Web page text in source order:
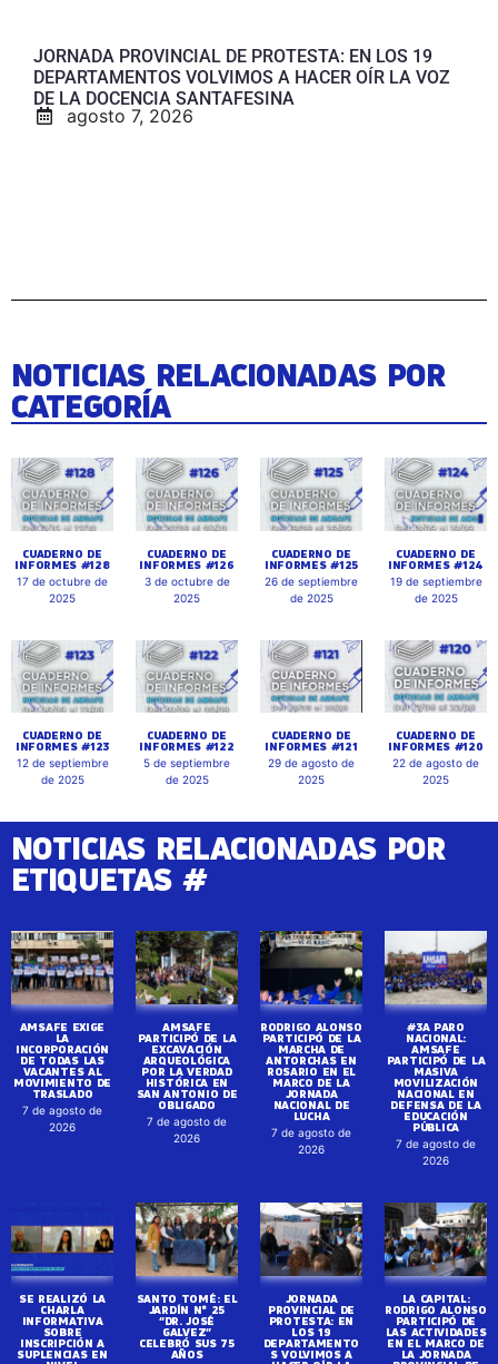
JORNADA PROVINCIAL DE PROTESTA: EN LOS 19
DEPARTAMENTOS VOLVIMOS A HACER OÍR LA VOZ
DE LA DOCENCIA SANTAFESINA
agosto 7, 2026
NOTICIAS RELACIONADAS POR
CATEGORÍA
CUADERNO DE
INFORMES #128
17 de octubre de
2025
CUADERNO DE
INFORMES #126
3 de octubre de
2025
CUADERNO DE
INFORMES #125
26 de septiembre
de 2025
CUADERNO DE
INFORMES #124
19 de septiembre
de 2025
CUADERNO DE
INFORMES #123
12 de septiembre
de 2025
CUADERNO DE
INFORMES #122
5 de septiembre
de 2025
CUADERNO DE
INFORMES #121
29 de agosto de
2025
CUADERNO DE
INFORMES #120
22 de agosto de
2025
NOTICIAS RELACIONADAS POR
ETIQUETAS #
AMSAFE EXIGE
LA
INCORPORACIÓN
DE TODAS LAS
VACANTES AL
MOVIMIENTO DE
TRASLADO
7 de agosto de
2026
AMSAFE
PARTICIPÓ DE LA
EXCAVACIÓN
ARQUEOLÓGICA
POR LA VERDAD
HISTÓRICA EN
SAN ANTONIO DE
OBLIGADO
7 de agosto de
2026
RODRIGO ALONSO
PARTICIPÓ DE LA
MARCHA DE
ANTORCHAS EN
ROSARIO EN EL
MARCO DE LA
JORNADA
NACIONAL DE
LUCHA
7 de agosto de
2026
#3A PARO
NACIONAL:
AMSAFE
PARTICIPÓ DE LA
MASIVA
MOVILIZACIÓN
NACIONAL EN
DEFENSA DE LA
EDUCACIÓN
PÚBLICA
7 de agosto de
2026
SE REALIZÓ LA
CHARLA
INFORMATIVA
SOBRE
INSCRIPCIÓN A
SUPLENCIAS EN
SANTO TOMÉ: EL
JARDÍN N° 25
“DR. JOSÉ
GALVEZ”
CELEBRÓ SUS 75
AÑOS
JORNADA
PROVINCIAL DE
PROTESTA: EN
LOS 19
DEPARTAMENTO
S VOLVIMOS A
LA CAPITAL:
RODRIGO ALONSO
PARTICIPÓ DE
LAS ACTIVIDADES
EN EL MARCO DE
LA JORNADA